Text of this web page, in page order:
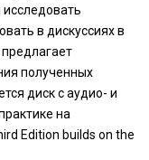
в дискуссиях в
полученных
диск с аудио- и
на
Edition builds on the